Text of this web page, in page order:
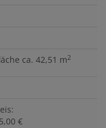
ca. 42,51 m2
€